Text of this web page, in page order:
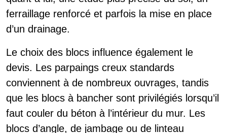
ferraillage renforcé et parfois la mise en place
d’un drainage.
Le choix des blocs influence également le
devis. Les parpaings creux standards
conviennent à de nombreux ouvrages, tandis
que les blocs à bancher sont privilégiés lorsqu’il
faut couler du béton à l’intérieur du mur. Les
blocs d’angle, de jambage ou de linteau